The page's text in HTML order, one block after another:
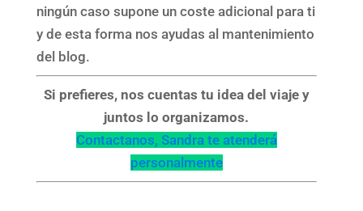
ningún caso supone un coste adicional para ti
y de esta forma nos ayudas al mantenimiento
del blog.
Si prefieres, nos cuentas tu idea del viaje y
juntos lo organizamos.
Contactanos, Sandra te atenderá
personalmente